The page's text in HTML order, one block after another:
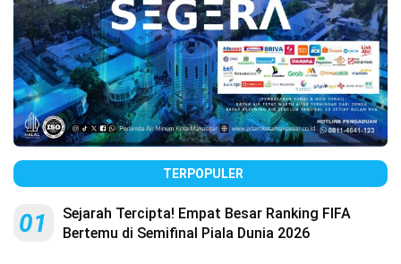
TERPOPULER
01
Sejarah Tercipta! Empat Besar Ranking FIFA
Bertemu di Semifinal Piala Dunia 2026